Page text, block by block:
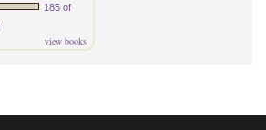
185 of
view books